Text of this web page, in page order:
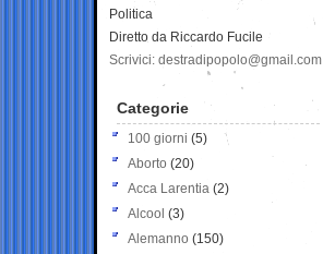
Politica
Diretto da Riccardo Fucile
Scrivici: destradipopolo@gmail.com
Categorie
100 giorni (5)
Aborto (20)
Acca Larentia (2)
Alcool (3)
Alemanno (150)